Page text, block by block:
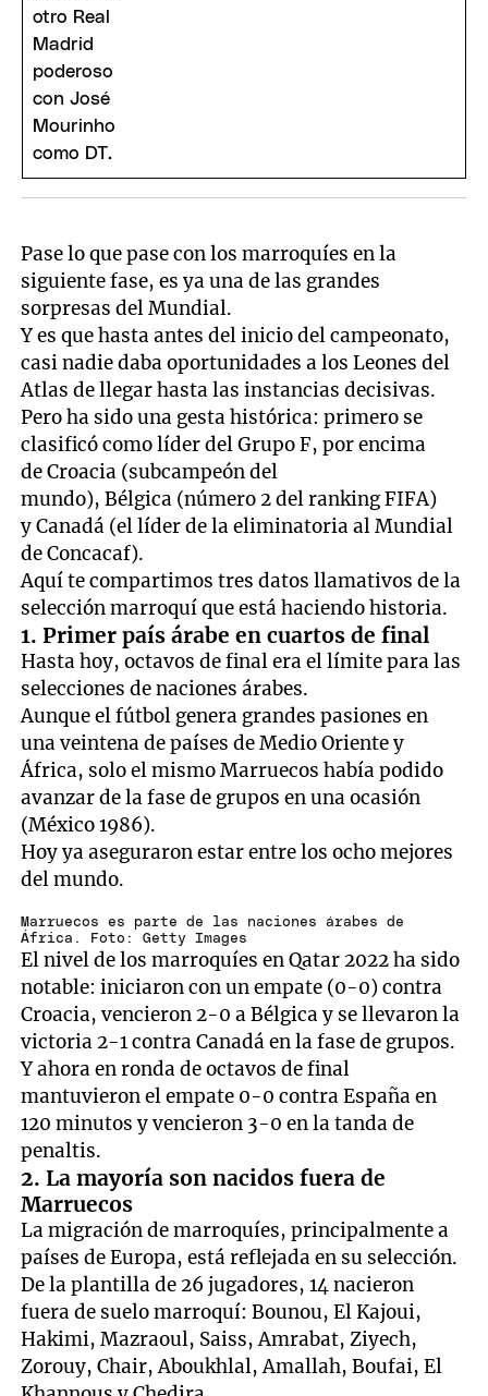
Pase lo que pase con los marroquíes en la
siguiente fase, es ya una de las grandes
sorpresas del Mundial.
Y es que hasta antes del inicio del campeonato,
casi nadie daba oportunidades a los Leones del
Atlas de llegar hasta las instancias decisivas.
Pero ha sido una gesta histórica: primero se
clasificó como líder del Grupo F, por encima
de Croacia (subcampeón del
mundo), Bélgica (número 2 del ranking FIFA)
y Canadá (el líder de la eliminatoria al Mundial
de Concacaf).
Aquí te compartimos tres datos llamativos de la
selección marroquí que está haciendo historia.
1. Primer país árabe en cuartos de final
Hasta hoy, octavos de final era el límite para las
selecciones de naciones árabes.
Aunque el fútbol genera grandes pasiones en
una veintena de países de Medio Oriente y
África, solo el mismo Marruecos había podido
avanzar de la fase de grupos en una ocasión
(México 1986).
Hoy ya aseguraron estar entre los ocho mejores
del mundo.
Marruecos es parte de las naciones árabes de
África. Foto: Getty Images
El nivel de los marroquíes en Qatar 2022 ha sido
notable: iniciaron con un empate (0-0) contra
Croacia, vencieron 2-0 a Bélgica y se llevaron la
victoria 2-1 contra Canadá en la fase de grupos.
Y ahora en ronda de octavos de final
mantuvieron el empate 0-0 contra España en
120 minutos y vencieron 3-0 en la tanda de
penaltis.
2. La mayoría son nacidos fuera de
Marruecos
La migración de marroquíes, principalmente a
países de Europa, está reflejada en su selección.
De la plantilla de 26 jugadores, 14 nacieron
fuera de suelo marroquí: Bounou, El Kajoui,
Hakimi, Mazraoul, Saiss, Amrabat, Ziyech,
Zorouy, Chair, Aboukhlal, Amallah, Boufai, El